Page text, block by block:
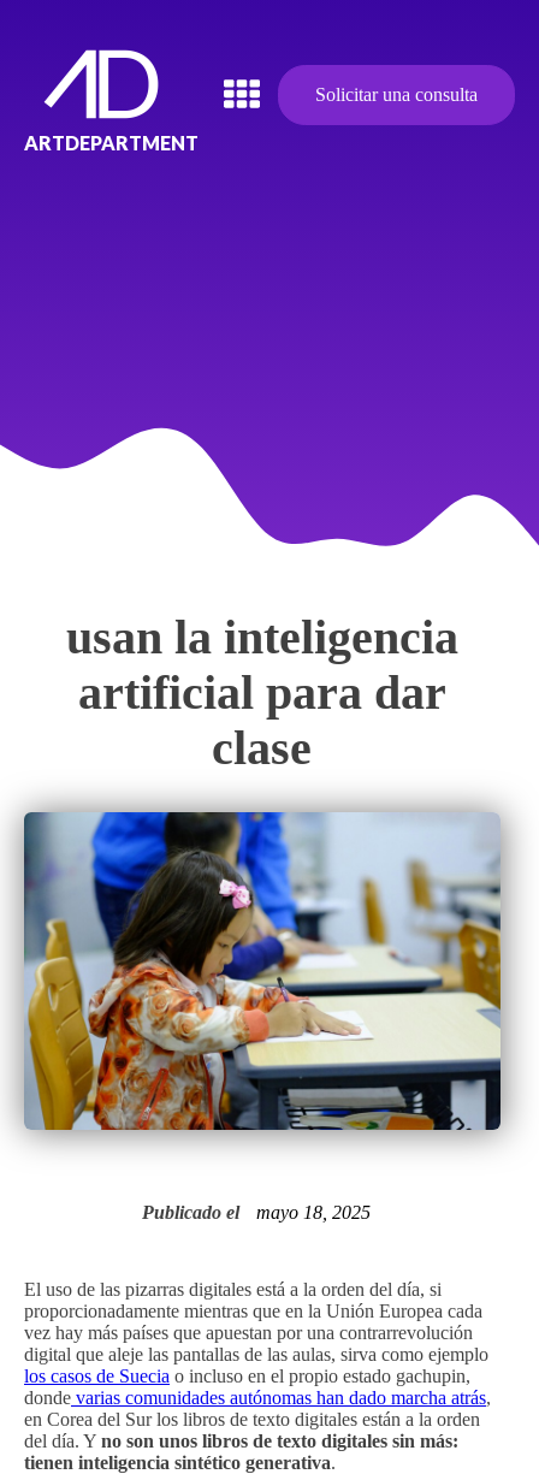
ARTDEPARTMENT
Solicitar una consulta
usan la inteligencia
artificial para dar
clase
Publicado el mayo 18, 2025
El uso de las pizarras digitales está a la orden del día, si
proporcionadamente mientras que en la Unión Europea cada
vez hay más países que apuestan por una contrarrevolución
digital que aleje las pantallas de las aulas, sirva como ejemplo
los casos de Suecia o incluso en el propio estado gachupin,
donde varias comunidades autónomas han dado marcha atrás,
en Corea del Sur los libros de texto digitales están a la orden
del día. Y no son unos libros de texto digitales sin más:
tienen inteligencia sintético generativa.